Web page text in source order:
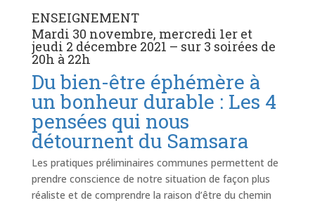
ENSEIGNEMENT
Mardi 30 novembre, mercredi 1er et
jeudi 2 décembre 2021 – sur 3 soirées de
20h à 22h
Du bien-être éphémère à
un bonheur durable : Les 4
pensées qui nous
détournent du Samsara
Les pratiques préliminaires communes permettent de
prendre conscience de notre situation de façon plus
réaliste et de comprendre la raison d’être du chemin